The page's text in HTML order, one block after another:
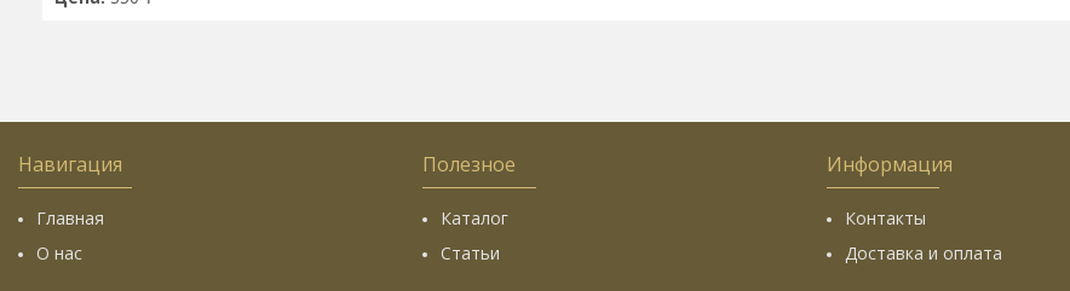
Навигация
Главная
О нас
Полезное
Каталог
Статьи
Информация
Контакты
Доставка и оплата